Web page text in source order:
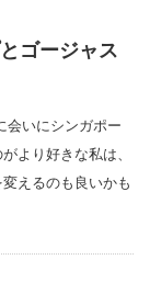
ゴージャス
会いにシンガポー
より好きな私は、
えるのも良いかも